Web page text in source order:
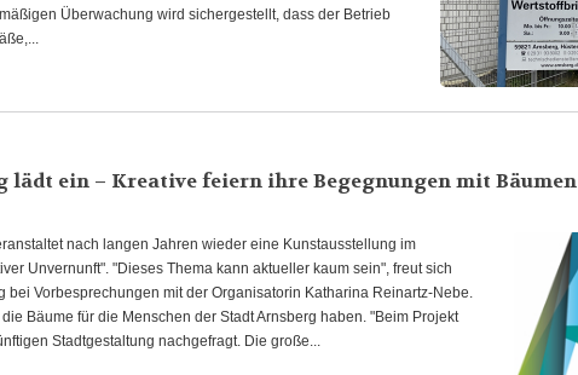
Überwachung wird sichergestellt, dass der Betrieb
lädt ein – Kreative feiern ihre Begegnungen mit Bäumen
nach langen Jahren wieder eine Kunstausstellung im
Unvernunft". "Dieses Thema kann aktueller kaum sein", freut sich
bei Vorbesprechungen mit der Organisatorin Katharina Reinartz-Nebe.
Bäume für die Menschen der Stadt Arnsberg haben. "Beim Projekt
Stadtgestaltung nachgefragt. Die große...